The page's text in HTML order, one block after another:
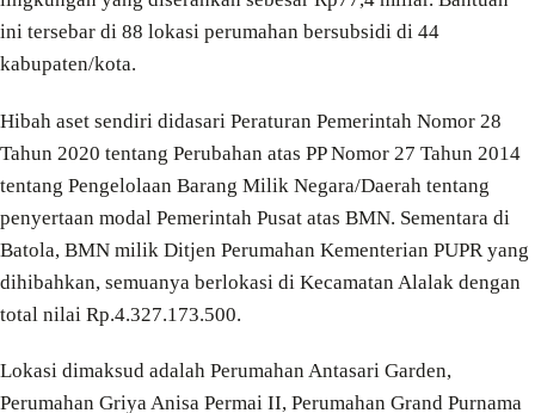
ini tersebar di 88 lokasi perumahan bersubsidi di 44
kabupaten/kota.
Hibah aset sendiri didasari Peraturan Pemerintah Nomor 28
Tahun 2020 tentang Perubahan atas PP Nomor 27 Tahun 2014
tentang Pengelolaan Barang Milik Negara/Daerah tentang
penyertaan modal Pemerintah Pusat atas BMN. Sementara di
Batola, BMN milik Ditjen Perumahan Kementerian PUPR yang
dihibahkan, semuanya berlokasi di Kecamatan Alalak dengan
total nilai Rp.4.327.173.500.
Lokasi dimaksud adalah Perumahan Antasari Garden,
Perumahan Griya Anisa Permai II, Perumahan Grand Purnama